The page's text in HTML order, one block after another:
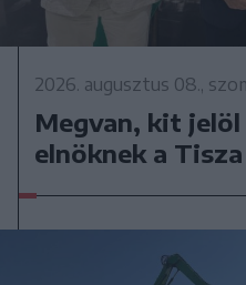
2026. augusztus 08.,
Megvan, kit
elnöknek a